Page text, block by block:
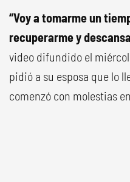
“Voy a tomarme un
recuperarme y
video difundido el
pidió a su esposa que lo
comenzó con molestias